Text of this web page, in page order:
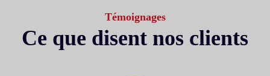
Témoignages
Ce que disent nos clients